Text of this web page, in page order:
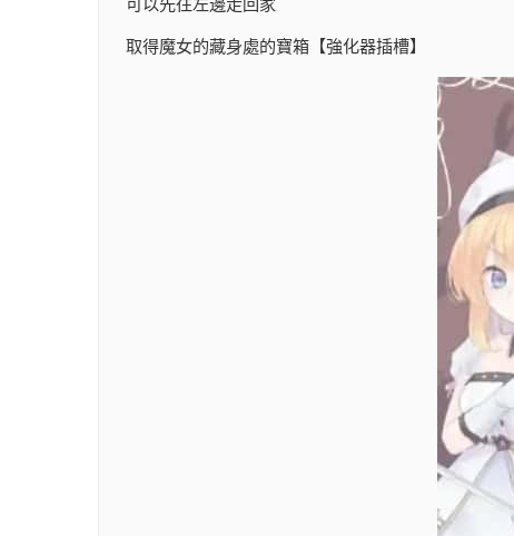
取得魔女的藏身處的寶箱【強化器插槽】